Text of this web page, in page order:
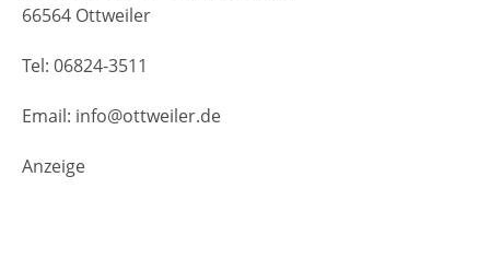
66564 Ottweiler
Tel: 06824-3511
Email: info@ottweiler.de
Anzeige